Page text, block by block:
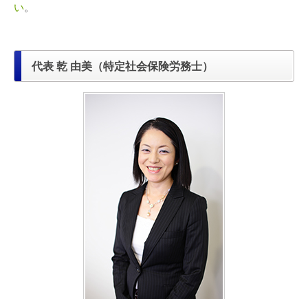
い。
代表 乾 由美（特定社会保険労務士）